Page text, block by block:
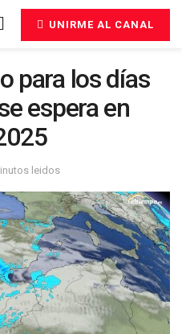
UNIRME AL CANAL
para los días
espera en
leidos